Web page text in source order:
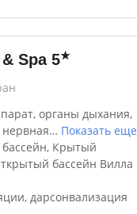
Spa 5★
органы дыхания,
нервная… Показать еще
Крытый
бассейн Вилла
дарсонвализация